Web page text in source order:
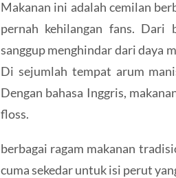
Makanan ini adalah cemilan
pernah kehilangan fans. Dari
sanggup menghindar dari daya
Di sejumlah tempat arum
Dengan bahasa Inggris,
floss.
berbagai ragam makanan
cuma sekedar untuk isi perut